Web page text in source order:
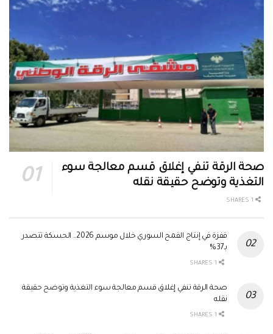
صحة الرقة تنفي إغلاق قسم معالجة سوء
التغذية وتوضح حقيقة نقله
قفزة في إنتاج القمح السوري خلال موسم 2026.. الحسكة تتصدر
بـ37%
صحة الرقة تنفي إغلاق قسم معالجة سوء التغذية وتوضح حقيقة
نقله